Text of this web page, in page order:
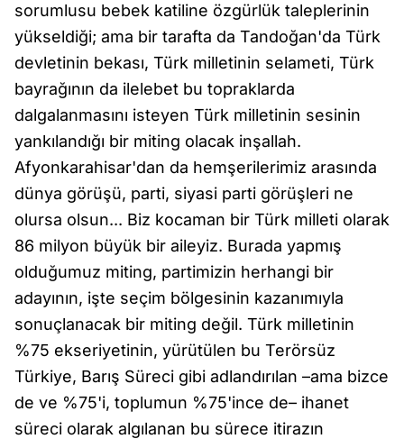
sorumlusu bebek katiline özgürlük taleplerinin
yükseldiği; ama bir tarafta da Tandoğan'da Türk
devletinin bekası, Türk milletinin selameti, Türk
bayrağının da ilelebet bu topraklarda
dalgalanmasını isteyen Türk milletinin sesinin
yankılandığı bir miting olacak inşallah.
Afyonkarahisar'dan da hemşerilerimiz arasında
dünya görüşü, parti, siyasi parti görüşleri ne
olursa olsun... Biz kocaman bir Türk milleti olarak
86 milyon büyük bir aileyiz. Burada yapmış
olduğumuz miting, partimizin herhangi bir
adayının, işte seçim bölgesinin kazanımıyla
sonuçlanacak bir miting değil. Türk milletinin
%75 ekseriyetinin, yürütülen bu Terörsüz
Türkiye, Barış Süreci gibi adlandırılan –ama bizce
de ve %75'i, toplumun %75'ince de– ihanet
süreci olarak algılanan bu sürece itirazın